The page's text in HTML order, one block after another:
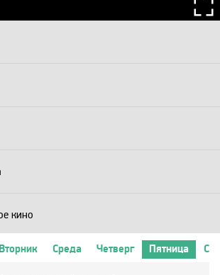
кино
Вторник Среда Четверг Пятница